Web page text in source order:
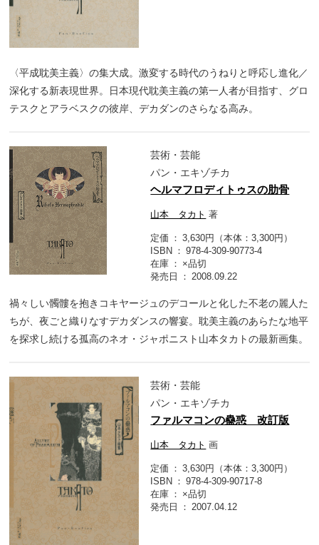
〈平成耽美主義〉の集大成。激変する時代のうねりと呼応し進化／
深化する新表現世界。日本現代耽美主義の第一人者が目指す、グロ
テスクとアラベスクの彼岸、デカダンのさらなる高み。
芸術・芸能
パン・エキゾチカ
ヘルマフロディトゥスの肋骨
山本 タカト 著
定価
3,630円（本体：3,300円）
ISBN
978-4-309-90773-4
在庫
×品切
発売日
2008.09.22
禍々しい髑髏を抱きコキヤージュのデコールと化した不老の麗人た
ちが、夜ごと織りなすデカダンスの響宴。耽美主義のあらたな地平
を探求し続ける孤高のネオ・ジャポニスト山本タカトの最新画集。
芸術・芸能
パン・エキゾチカ
ファルマコンの蠱惑 改訂版
山本 タカト 画
定価
3,630円（本体：3,300円）
ISBN
978-4-309-90717-8
在庫
×品切
発売日
2007.04.12